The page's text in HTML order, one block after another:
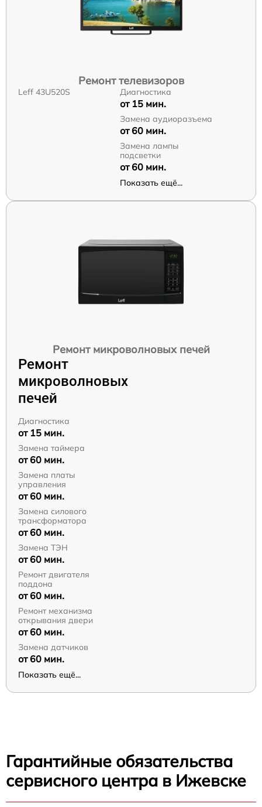
Ремонт телевизоров
Leff 43U520S Диагностика
от 15 мин.
Замена аудиоразъема
от 60 мин.
Замена лампы
подсветки
от 60 мин.
Показать ещё...
Ремонт микроволновых печей
Ремонт
микроволновых
печей
Диагностика
от 15 мин.
Замена таймера
от 60 мин.
Замена платы
управления
от 60 мин.
Замена силового
трансформатора
от 60 мин.
Замена ТЭН
от 60 мин.
Ремонт двигателя
поддона
от 60 мин.
Ремонт механизма
открывания двери
от 60 мин.
Замена датчиков
от 60 мин.
Показать ещё...
Гарантийные обязательства
сервисного центра в Ижевске